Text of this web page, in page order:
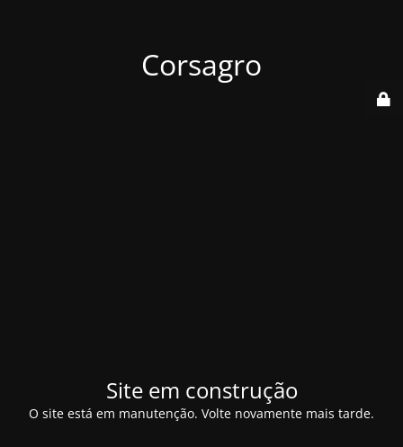
Corsagro
Site em construção
O site está em manutenção. Volte novamente mais tarde.